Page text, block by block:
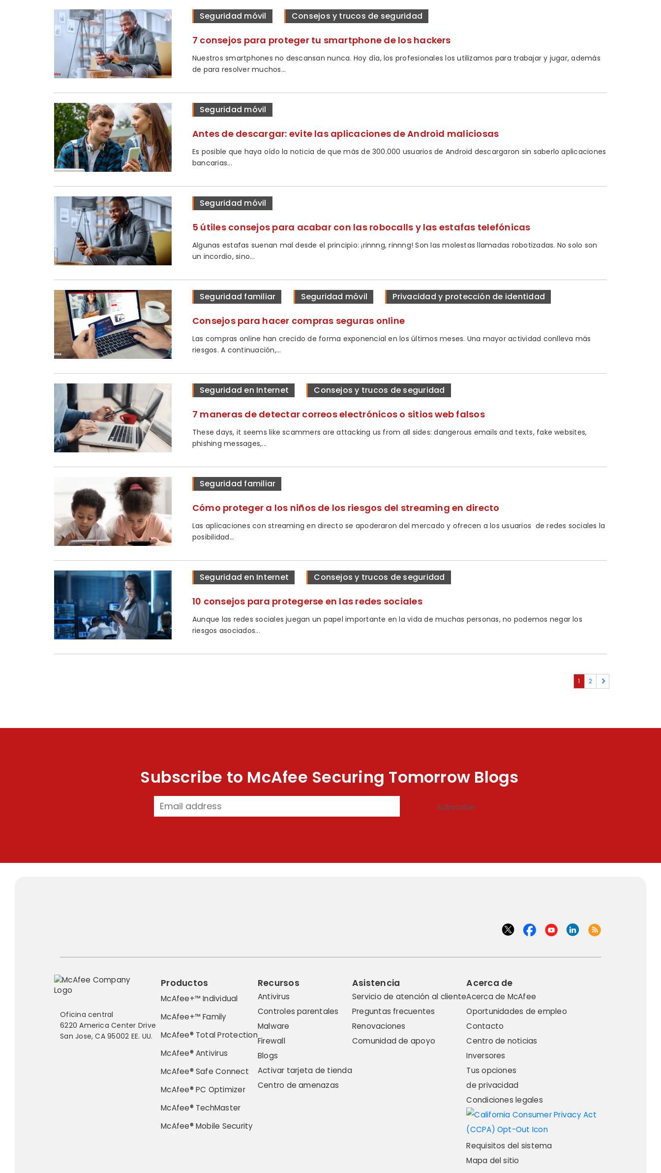
Seguridad móvil Consejos y trucos de seguridad
7 consejos para proteger tu smartphone de los hackers
Nuestros smartphones no descansan nunca. Hoy día, los profesionales los utilizamos para trabajar y jugar, además
de para resolver muchos...
Seguridad móvil
Antes de descargar: evite las aplicaciones de Android maliciosas
Es posible que haya oído la noticia de que más de 300.000 usuarios de Android descargaron sin saberlo aplicaciones
bancarias...
Seguridad móvil
5 útiles consejos para acabar con las robocalls y las estafas telefónicas
Algunas estafas suenan mal desde el principio: ¡rinnng, rinnng! Son las molestas llamadas robotizadas. No solo son
un incordio, sino...
Seguridad familiar Seguridad móvil Privacidad y protección de identidad
Consejos para hacer compras seguras online
Las compras online han crecido de forma exponencial en los últimos meses. Una mayor actividad conlleva más
riesgos. A continuación,...
Seguridad en Internet Consejos y trucos de seguridad
7 maneras de detectar correos electrónicos o sitios web falsos
These days, it seems like scammers are attacking us from all sides: dangerous emails and texts, fake websites,
phishing messages,...
Seguridad familiar
Cómo proteger a los niños de los riesgos del streaming en directo
Las aplicaciones con streaming en directo se apoderaron del mercado y ofrecen a los usuarios de redes sociales la
posibilidad...
Seguridad en Internet Consejos y trucos de seguridad
10 consejos para protegerse en las redes sociales
Aunque las redes sociales juegan un papel importante en la vida de muchas personas, no podemos negar los
riesgos asociados...
1 2
Subscribe to McAfee Securing Tomorrow Blogs
Subscribe
Oficina central
6220 America Center Drive
San Jose, CA 95002 EE. UU.
Productos
McAfee+™ Individual
McAfee+™ Family
McAfee® Total Protection
McAfee® Antivirus
McAfee® Safe Connect
McAfee® PC Optimizer
McAfee® TechMaster
McAfee® Mobile Security
Recursos
Antivirus
Controles parentales
Malware
Firewall
Blogs
Activar tarjeta de tienda
Centro de amenazas
Asistencia
Servicio de atención al cliente
Preguntas frecuentes
Renovaciones
Comunidad de apoyo
Acerca de
Acerca de McAfee
Oportunidades de empleo
Contacto
Centro de noticias
Inversores
Tus opciones
de privacidad
Condiciones legales
Requisitos del sistema
Mapa del sitio